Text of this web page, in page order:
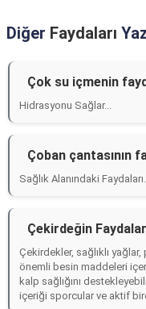
Diğer Faydaları
Çok su içmenin
Hidrasyonu Sağlar...
Çoban çantasının
Sağlık Alanındaki
Çekirdeğin
Çekirdekler, sağlıklı
önemli besin maddeleri
kalp sağlığını
içeriği sporcular ve aktif